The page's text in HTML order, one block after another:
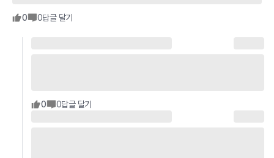
0 0답글 달기
0 0답글 달기